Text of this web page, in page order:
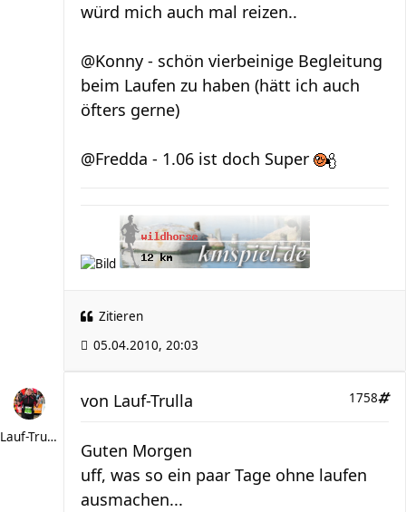
würd mich auch mal reizen..
@Konny - schön vierbeinige Begleitung
beim Laufen zu haben (hätt ich auch
öfters gerne)
@Fredda - 1.06 ist doch Super
Zitieren
05.04.2010, 20:03
Lauf-Trulla
1758
von Lauf-Trulla
Guten Morgen
uff, was so ein paar Tage ohne laufen
ausmachen...